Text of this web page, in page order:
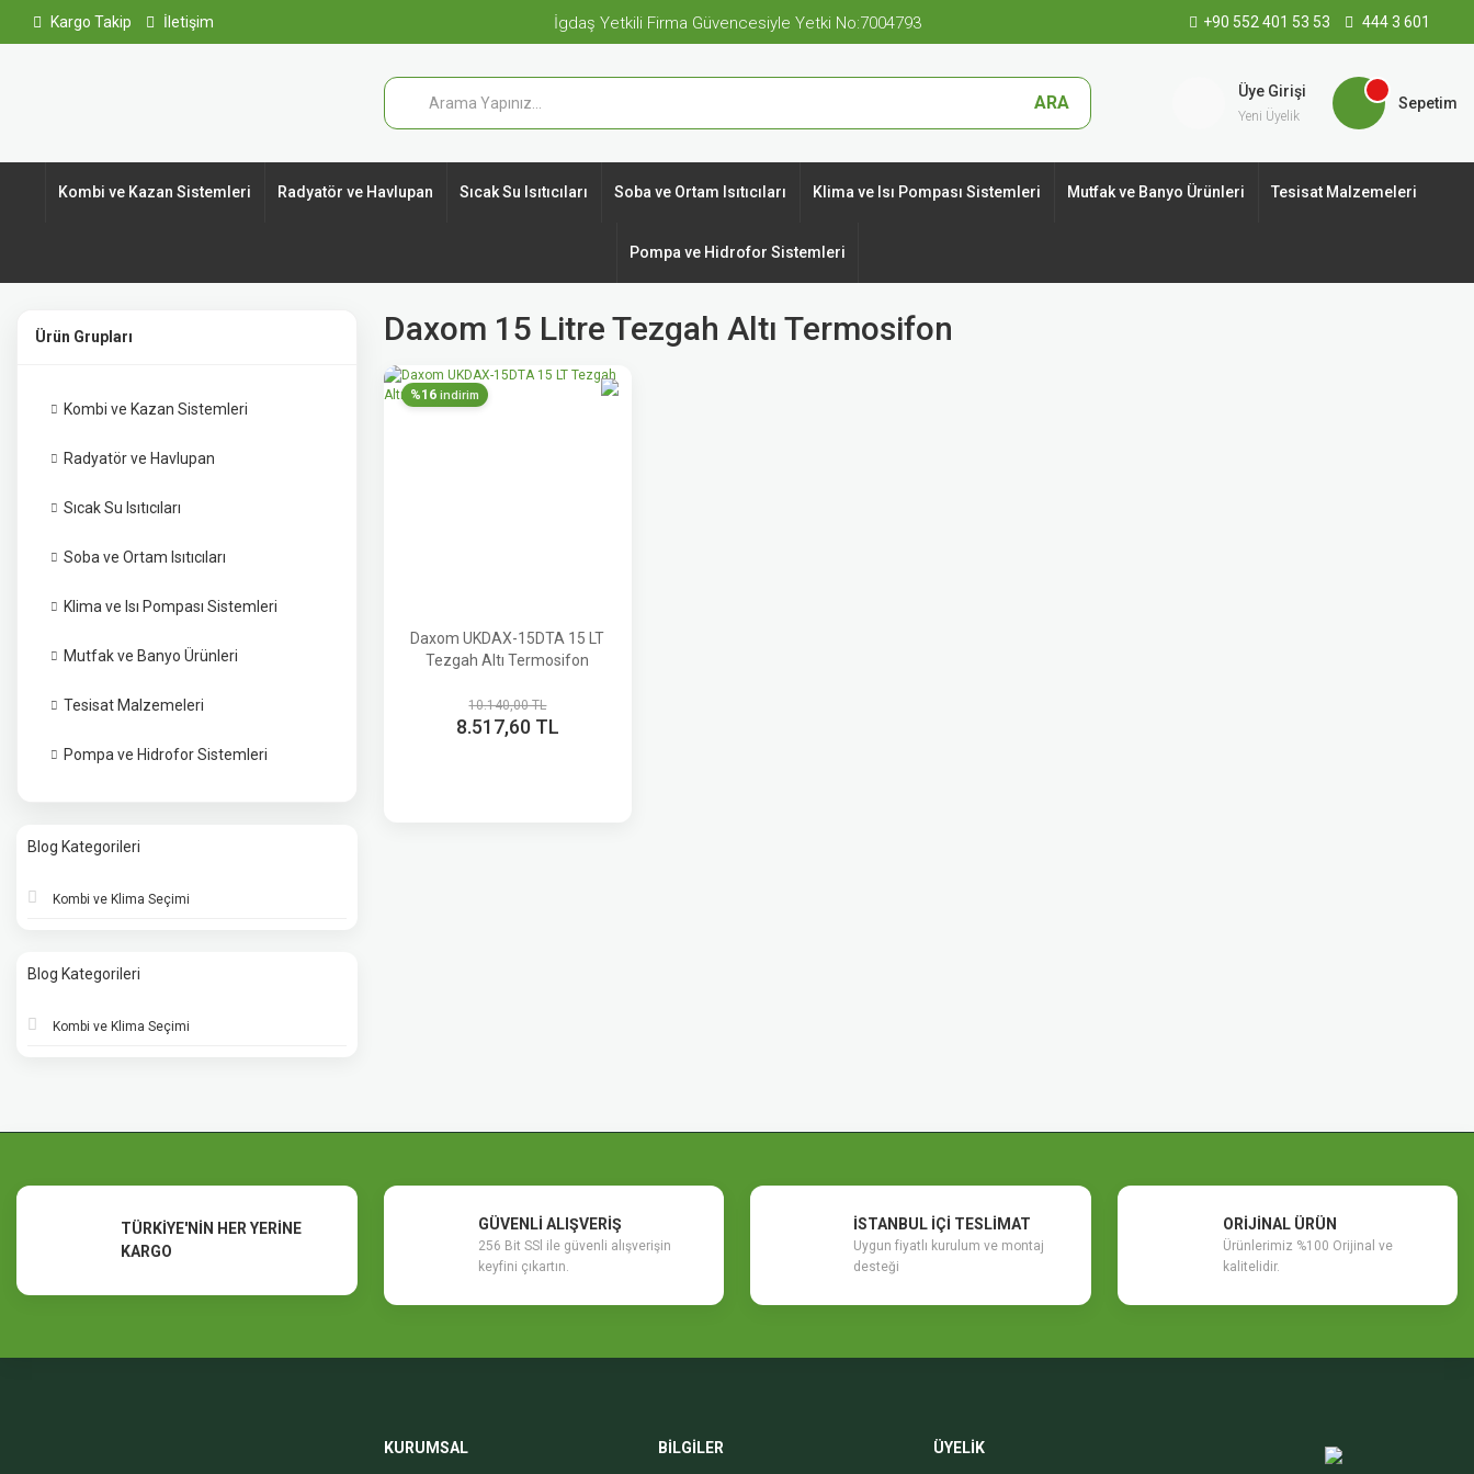
Kargo Takip İletişim İgdaş Yetkili Firma Güvencesiyle Yetki No:7004793 +90 552 401 53 53 444 3 601
ARA
Üye Girişi
Yeni Üyelik
Sepetim
Kombi ve Kazan Sistemleri Radyatör ve Havlupan Sıcak Su Isıtıcıları Soba ve Ortam Isıtıcıları Klima ve Isı Pompası Sistemleri Mutfak ve Banyo Ürünleri Tesisat Malzemeleri
Pompa ve Hidrofor Sistemleri
Ürün Grupları
Kombi ve Kazan Sistemleri
Radyatör ve Havlupan
Sıcak Su Isıtıcıları
Soba ve Ortam Isıtıcıları
Klima ve Isı Pompası Sistemleri
Mutfak ve Banyo Ürünleri
Tesisat Malzemeleri
Pompa ve Hidrofor Sistemleri
Blog Kategorileri
Kombi ve Klima Seçimi
Blog Kategorileri
Kombi ve Klima Seçimi
Daxom 15 Litre Tezgah Altı Termosifon
%16 indirim
Daxom UKDAX-15DTA 15 LT
Tezgah Altı Termosifon
10.140,00 TL
8.517,60 TL
TÜRKİYE'NİN HER YERİNE
KARGO
GÜVENLİ ALIŞVERİŞ
256 Bit SSl ile güvenli alışverişin
keyfini çıkartın.
İSTANBUL İÇİ TESLİMAT
Uygun fiyatlı kurulum ve montaj
desteği
ORİJİNAL ÜRÜN
Ürünlerimiz %100 Orijinal ve
kalitelidir.
KURUMSAL BİLGİLER ÜYELİK